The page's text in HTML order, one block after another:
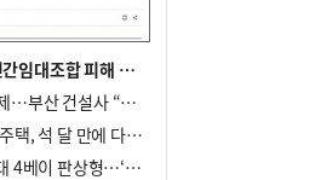
신고 없이 홍보·모집…민간임대조합 피해 주의보
수도권과 다른데 같은 규제…부산 건설사 “쓰러지기 직전”
부산지역 준공 후 미분양 주택, 석 달 만에 다시 3000가구 넘어서
대연·문현 생활권, 전 세대 4베이 판상형…‘더샵 트리센트’ 내달 분양